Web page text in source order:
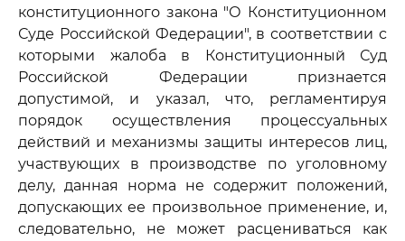
конституционного закона "О Конституционном
Суде Российской Федерации", в соответствии с
которыми жалоба в Конституционный Суд
Российской Федерации признается
допустимой, и указал, что, регламентируя
порядок осуществления процессуальных
действий и механизмы защиты интересов лиц,
участвующих в производстве по уголовному
делу, данная норма не содержит положений,
допускающих ее произвольное применение, и,
следовательно, не может расцениваться как